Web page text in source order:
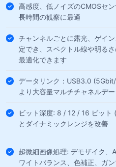
高感度、低ノイズのCMOSセ
長時間の観察に最適
チャンネルごとに露光、ゲイ
定でき、スペクトル線や明る
最適化できます
データリンク：USB3.0
より大容量マルチチャネルデ
ビット深度: 8 / 12 / 16 ビット
とダイナミックレンジを改善
超微細画像処理: デモザイク、
ワイトバランス、色補正、ガ